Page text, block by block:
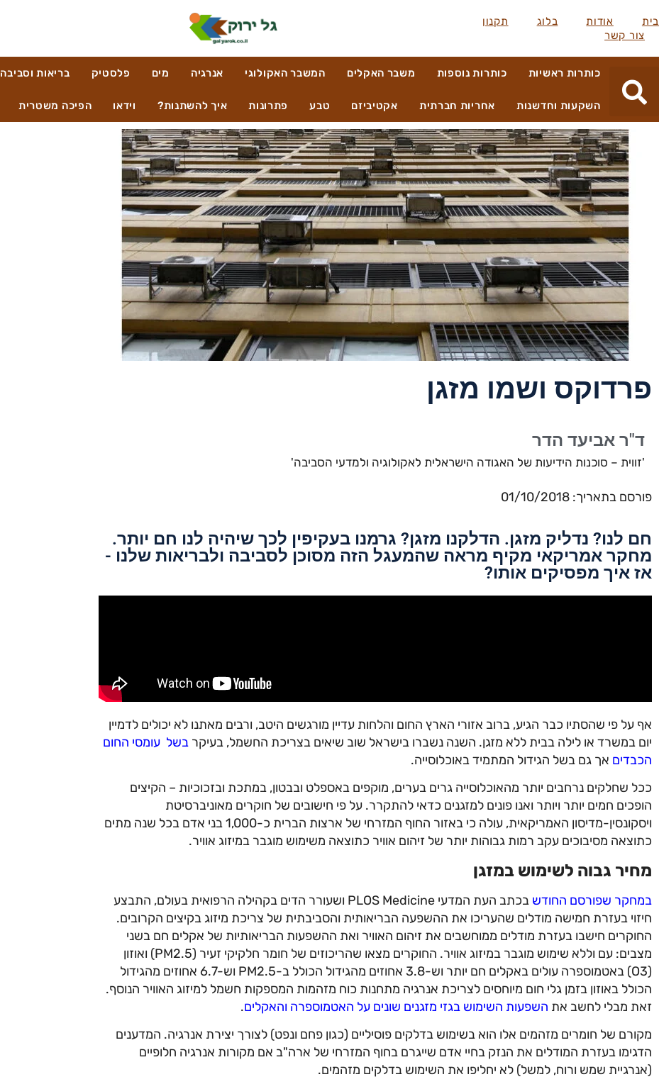
בית אודות בלוג
תקנון
צור קשר
כותרות ראשיות כותרות נוספות משבר האקלים המשבר האקולוגי אנרגיה מים פלסטיק בריאות וסביבה
השקעות וחדשנות אחריות חברתית אקטיביזם טבע פתרונות איך להשתנות? וידאו הפיכה משטרית
פרדוקס ושמו מזגן
ד"ר אביעד הדר
'זווית – סוכנות הידיעות של האגודה הישראלית לאקולוגיה ולמדעי הסביבה'
פורסם בתאריך: 01/10/2018
חם לנו? נדליק מזגן. הדלקנו מזגן? גרמנו בעקיפין לכך שיהיה לנו חם יותר.
מחקר אמריקאי מקיף מראה שהמעגל הזה מסוכן לסביבה ולבריאות שלנו -
אז איך מפסיקים אותו?
אף על פי שהסתיו כבר הגיע, ברוב אזורי הארץ החום והלחות עדיין מורגשים היטב, ורבים מאתנו לא יכולים לדמיין
יום במשרד או לילה בבית ללא מזגן. השנה נשברו בישראל שוב שיאים בצריכת החשמל, בעיקר בשל עומסי החום
הכבדים אך גם בשל הגידול המתמיד באוכלוסייה.
ככל שחלקים נרחבים יותר מהאוכלוסייה גרים בערים, מוקפים באספלט ובבטון, במתכת ובזכוכיות – הקיצים
הופכים חמים יותר ויותר ואנו פונים למזגנים כדאי להתקרר. על פי חישובים של חוקרים מאוניברסיטת
ויסקונסין-מדיסון האמריקאית, עולה כי באזור החוף המזרחי של ארצות הברית כ-1,000 בני אדם בכל שנה מתים
כתוצאה מסיבוכים עקב רמות גבוהות יותר של זיהום אוויר כתוצאה משימוש מוגבר במיזוג אוויר.
מחיר גבוה לשימוש במזגן
במחקר שפורסם החודש
בכתב העת המדעי PLOS Medicine ושעורר הדים בקהילה הרפואית בעולם, התבצע
חיזוי בעזרת חמישה מודלים שהעריכו את ההשפעה הבריאותית והסביבתית של צריכת מיזוג בקיצים הקרובים.
החוקרים חישבו בעזרת מודלים ממוחשבים את זיהום האוויר ואת ההשפעות הבריאותיות של אקלים חם בשני
מצבים: עם וללא שימוש מוגבר במיזוג אוויר. החוקרים מצאו שהריכוזים של חומר חלקיקי זעיר (PM2.5) ואוזון
(O3) באטמוספרה עולים באקלים חם יותר וש-3.8 אחוזים מהגידול הכולל ב-PM2.5 וש-6.7 אחוזים מהגידול
הכולל באוזון בזמן גלי חום מיוחסים לצריכת אנרגיה מתחנות כוח מזהמות המספקות חשמל למיזוג האוויר הנוסף.
זאת מבלי לחשב את השפעות השימוש בגזי מזגנים שונים על האטמוספרה והאקלים.
מקורם של חומרים מזהמים אלו הוא בשימוש בדלקים פוסיליים (כגון פחם ונפט) לצורך יצירת אנרגיה. המדענים
הדגימו בעזרת המודלים את הנזק בחיי אדם שייגרם בחוף המזרחי של ארה"ב אם מקורות אנרגיה חלופיים
(אנרגיית שמש ורוח, למשל) לא יחליפו את השימוש בדלקים מזהמים.